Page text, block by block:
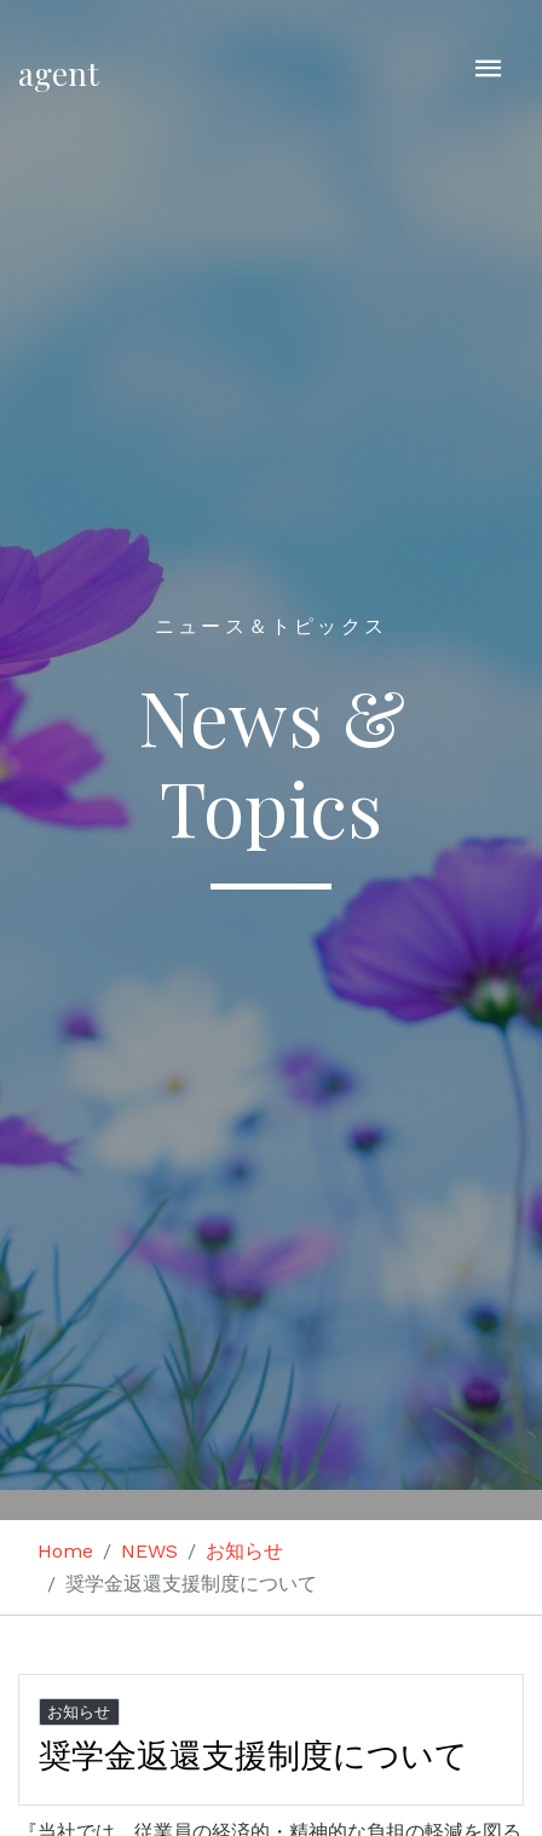
agent
ニュース＆トピックス
News &
Topics
Home NEWS
お知らせ
奨学金返還支援制度について
お知らせ
奨学金返還支援制度について